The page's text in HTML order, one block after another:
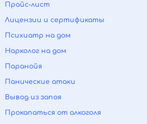
Прайс-лист
Лицензии и сертификаты
Психиатр на дом
Нарколог на дом
Паранойя
Панические атаки
Вывод из запоя
Прокапаться от алкоголя